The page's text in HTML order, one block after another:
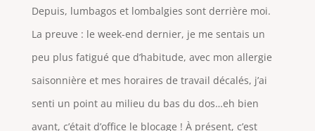
Depuis, lumbagos et lombalgies sont derrière moi.
La preuve : le week-end dernier, je me sentais un
peu plus fatigué que d’habitude, avec mon allergie
saisonnière et mes horaires de travail décalés, j’ai
senti un point au milieu du bas du dos…eh bien
avant, c’était d’office le blocage ! À présent, c’est